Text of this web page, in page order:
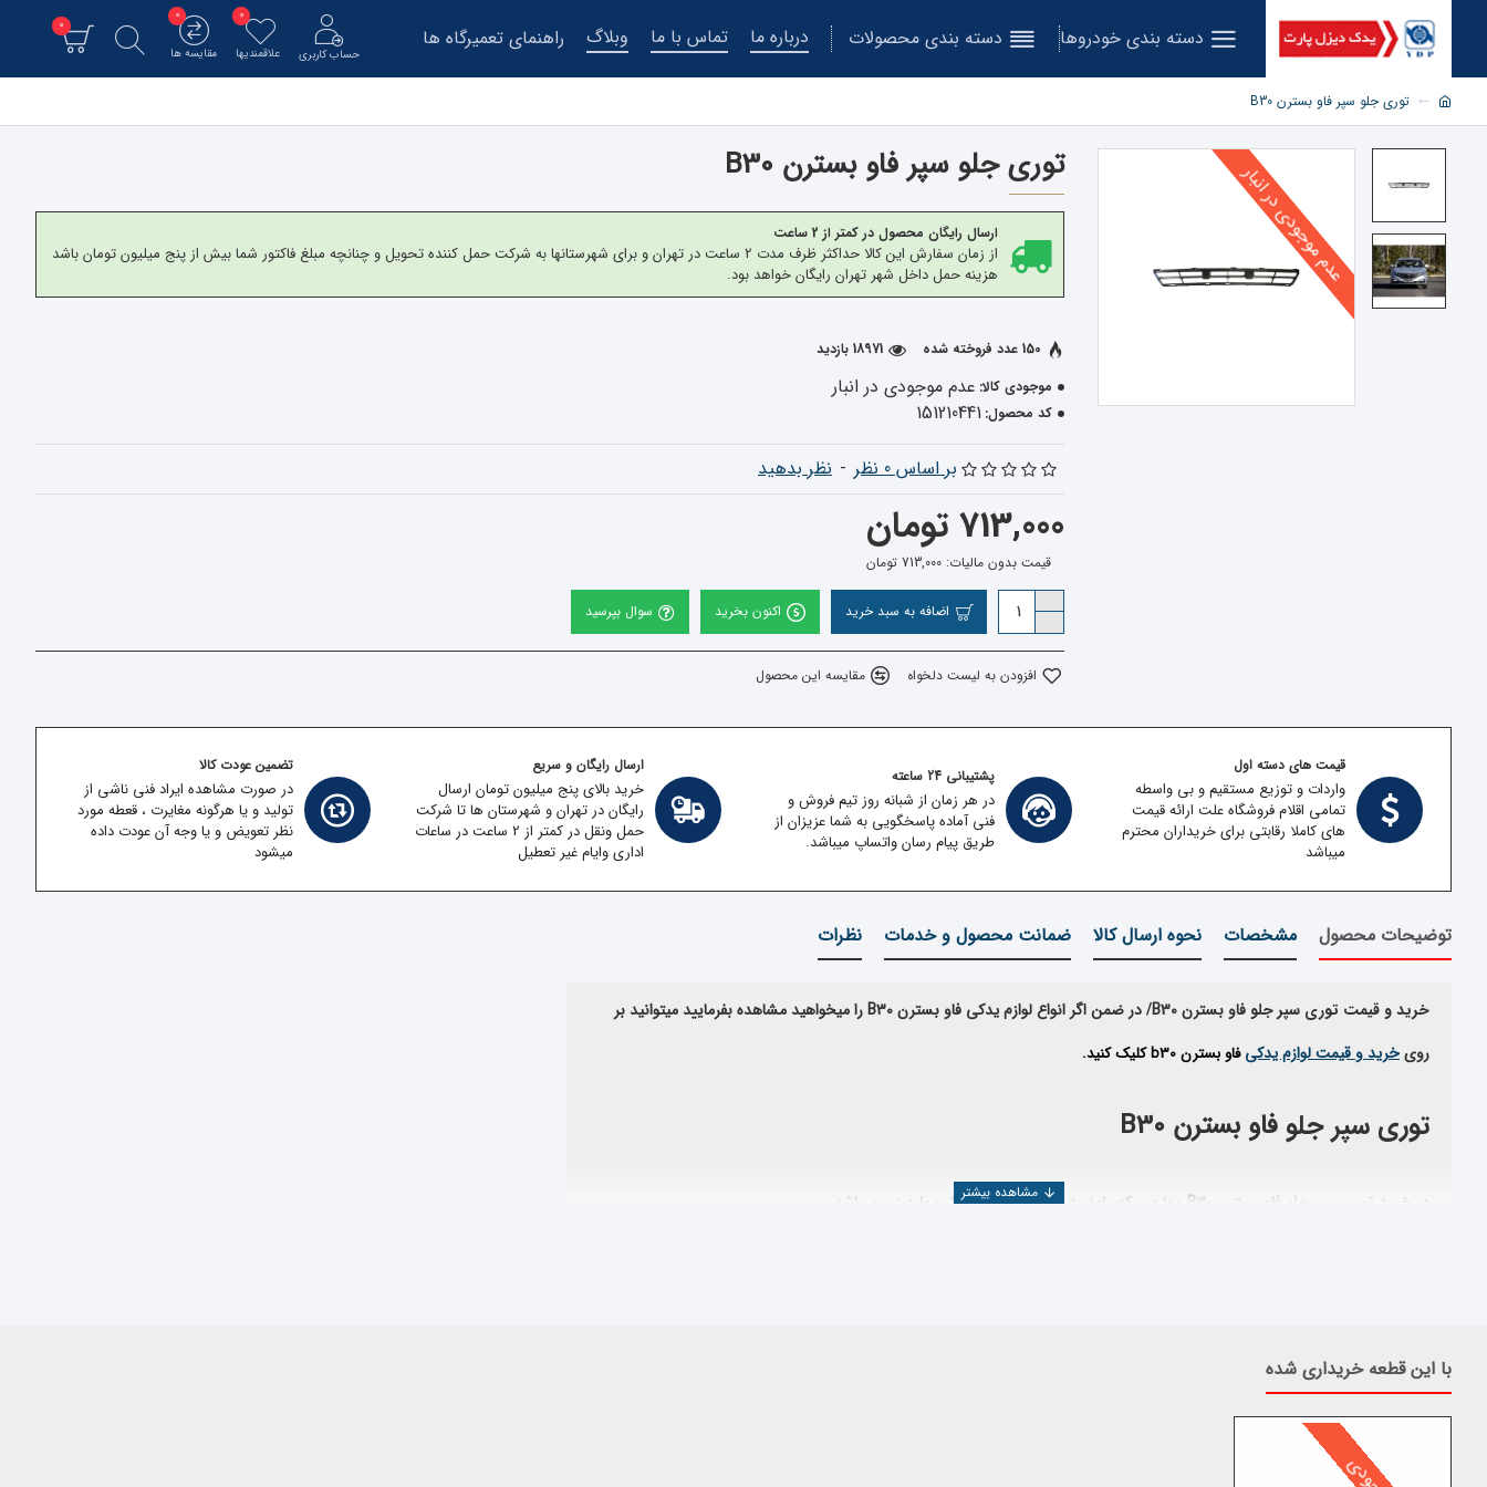
دسته بندی خودروها دسته بندی محصولات درباره ما تماس با ما وبلاگ راهنمای تعمیرگاه ها
حساب کاربری علاقمندیها
0
مقایسه ها
0
0
توری جلو سپر فاو بسترن B30
عدم موجودی در انبار توری جلو سپر فاو بسترن B30
ارسال رایگان محصول در کمتر از 2 ساعت
از زمان سفارش این کالا حداکثر ظرف مدت 2 ساعت در تهران و برای شهرستانها به شرکت حمل کننده تحویل و چنانچه مبلغ فاکتور شما بیش از پنج میلیون تومان باشد
هزینه حمل داخل شهر تهران رایگان خواهد بود.
موجودی کالا: عدم موجودی در انبار
کد محصول: 151210441
150 عدد فروخته شده 18971 بازدید
بر اساس 0 نظر - نظر بدهید
713,000 تومان
قیمت بدون مالیات: 713,000 تومان
اضافه به سبد خرید اکنون بخرید سوال بپرسید
افزودن به لیست دلخواه مقایسه این محصول
قیمت های دسته اول
واردات و توزیع مستقیم و بی واسطه
تمامی اقلام فروشگاه علت ارائه قیمت
های کاملا رقابتی برای خریداران محترم
میباشد
پشتیبانی 24 ساعته
در هر زمان از شبانه روز تیم فروش و
فنی آماده پاسخگویی به شما عزیزان از
طریق پیام رسان واتساپ میباشد.
ارسال رایگان و سریع
خرید بالای پنج میلیون تومان ارسال
رایگان در تهران و شهرستان ها تا شرکت
حمل ونقل در کمتر از 2 ساعت در ساعات
اداری وایام غیر تعطیل
تضمین عودت کالا
در صورت مشاهده ایراد فنی ناشی از
تولید و یا هرگونه مغایرت ، قعطه مورد
نظر تعویض و یا وجه آن عودت داده
میشود
توضیحات محصول مشخصات نحوه ارسال کالا ضمانت محصول و خدمات نظرات
خرید و قیمت توری سپر جلو فاو بسترن B30 /در ضمن اگر انواع لوازم یدکی فاو بسترن B30
را میخواهید مشاهده بفرمایید میتوانید بر
رویخرید و قیمت لوازم یدکیفاو بسترن b30 کلیک کنید.
توری سپر جلو فاو بسترن B30
در خرید توری سپر جلو فاو بسترن B30 مواردی که باید به آن توجه کرد شامل موارد زیر میباشد
همچنین جهت بررسی و خرید دیگر
جستجو، قطعه مورد نظر را پیدا کنید
با این قطعه خریداری شده